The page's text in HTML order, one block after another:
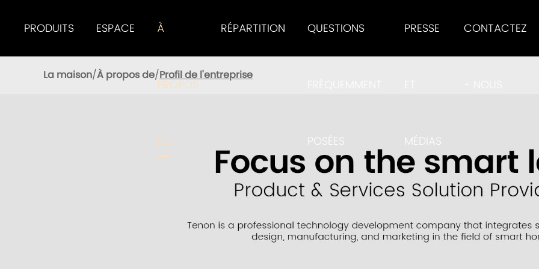
PRODUITS ESPACE À
PROPOS
DE
RÉPARTITION QUESTIONS
POSÉES
PRESSE
MÉDIAS
CONTACTEZ
La maison À propos de Profil de l'entreprise